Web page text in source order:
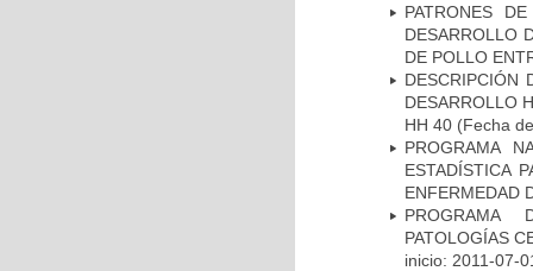
PATRONES
DESARROLLO
DE POLLO
DESCRIPCIÓN
DESARROLLO
HH 40 (Fecha
PROGRAMA
ESTADÍSTICA
ENFERMEDAD
PROGRAMA
PATOLOGÍAS
inicio: 2011-07-